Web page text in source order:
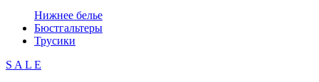
Нижнее белье
Бюстгальтеры
Трусики
S A L E